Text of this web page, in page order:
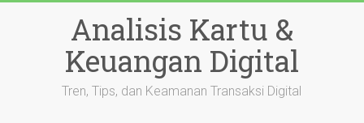
Analisis Kartu &
Keuangan Digital
Tren, Tips, dan Keamanan Transaksi Digital